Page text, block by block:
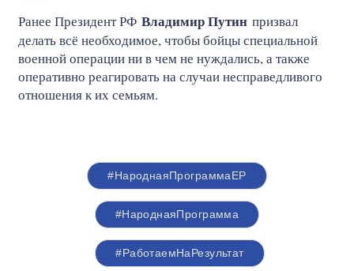
Ранее Президент РФ Владимир Путин призвал
делать всё необходимое, чтобы бойцы специальной
военной операции ни в чем не нуждались, а также
оперативно реагировать на случаи несправедливого
отношения к их семьям.
#НароднаяПрограммаЕР
#НароднаяПрограмма
#РаботаемНаРезультат